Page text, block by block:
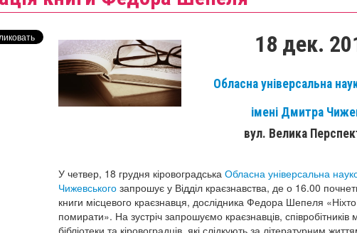
18 дек.
Обласна універсальна
імені Дмитра
вул. Велика
У четвер, 18 грудня кіровоградська Обласна універсальна
Чижевськогозапрошує у Відділ краєзнавства, де о 16.00
книги місцевого краєзнавця, дослідника Федора Шепеля «Ніхто
помирати». На зустріч запрошуємо краєзнавців, співробітників
бібліотеки та кіровоградців, які слідкують за літературним